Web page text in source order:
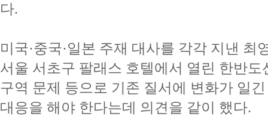
다.
미국·중국·일본 주재 대사를 각각 지낸 최
서울 서초구 팔래스 호텔에서 열린 한반
구역 문제 등으로 기존 질서에 변화가 일
대응을 해야 한다는데 의견을 같이 했다.